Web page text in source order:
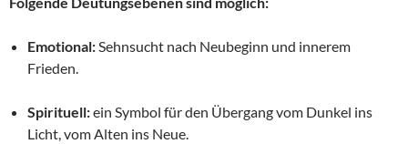
Emotional:Sehnsucht nach Neubeginn und innerem
Frieden.
Spirituell:ein Symbol für den Übergang vom Dunkel ins
Licht, vom Alten ins Neue.